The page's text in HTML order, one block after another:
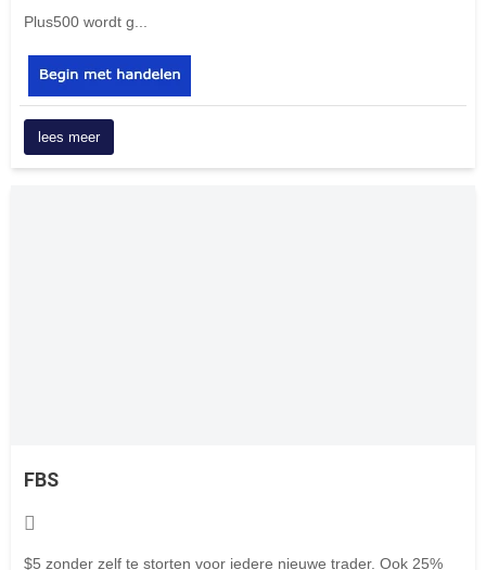
Plus500 wordt g...
lees meer
FBS
$5 zonder zelf te storten voor iedere nieuwe trader. Ook 25%